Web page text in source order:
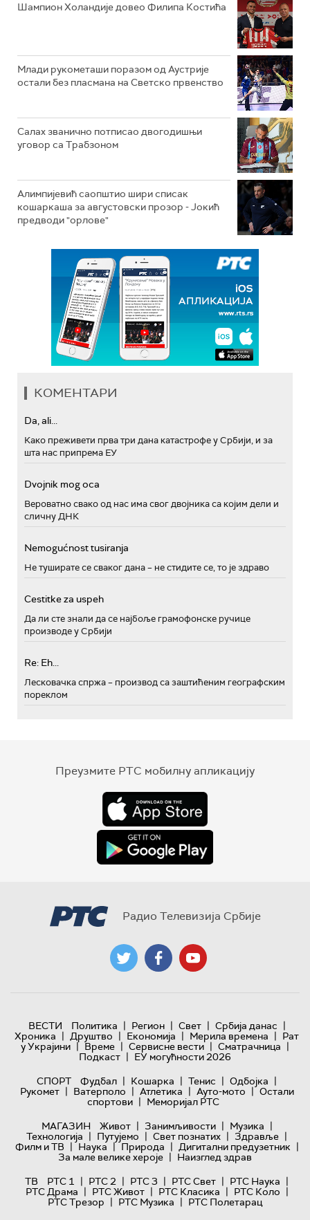
Шампион Холандије довео Филипа Костића
Млади рукометаши поразом од Аустрије
остали без пласмана на Светско првенство
Салах званично потписао двогодишњи
уговор са Трабзоном
Алимпијевић саопштио шири списак
кошаркаша за августовски прозор - Јокић
предводи "орлове"
КОМЕНТАРИ
Da, ali...
Како преживети прва три дана катастрофе у Србији, и за
шта нас припрема ЕУ
Dvojnik mog oca
Вероватно свако од нас има свог двојника са којим дели и
сличну ДНК
Nemogućnost tusiranja
Не туширате се сваког дана – не стидите се, то је здраво
Cestitke za uspeh
Да ли сте знали да се најбоље грамофонске ручице
производе у Србији
Re: Eh...
Лесковачка спржа – производ са заштићеним географским
пореклом
Преузмите РТС мобилну апликацију
Радио Телевизија Србије
ВЕСТИ Политика | Регион | Свет | Србија данас |
Хроника | Друштво | Економија | Мерила времена | Рат
у Украјини | Време | Сервисне вести | Сматрачница |
Подкаст | ЕУ могућности 2026
СПОРТ
Фудбал | Кошарка | Тенис | Одбојка |
Рукомет | Ватерполо | Атлетика | Ауто-мото | Остали
спортови | Меморијал РТС
МАГАЗИН
Живот | Занимљивости | Музика |
Технологијa | Путујемо | Свет познатих | Здравље |
Филм и ТВ | Наука | Природа | Дигитални предузетник |
За мале велике хероје | Наизглед здрав
ТВ
РТС 1 | РТС 2 | РТС 3 | РТС Свет | РТС Наука |
РТС Драма | РТС Живот | РТС Класика | РТС Коло |
РТС Трезор | РТС Музика | РТС Полетарац